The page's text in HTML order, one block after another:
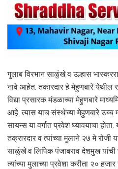
गुलाब विरभान साळुंखे व उल्हास
नावे आहेत. तकारदार हे मेहुणबारे येथील
विद्या प्रसारक मंडळाच्या मेहुणबारे
आहे. त्यास याच संस्थेच्या मेहुणबारे उच्च
सायन्स या वर्गात प्रवेश घ्यावयाचा
तक्रारदार व त्यांच्या मुलाने २७ मे
साळुंखे व लिपिक पंजाबराव देशमुख यांची
त्यांच्या मुलाच्या प्रवेशा करीता २०